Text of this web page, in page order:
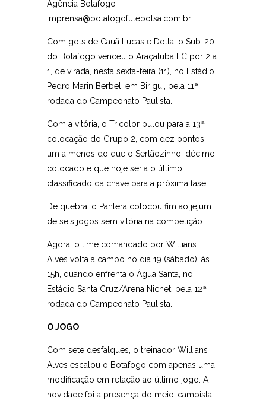
Agência Botafogo
imprensa@botafogofutebolsa.com.br
Com gols de Cauã Lucas e Dotta, o Sub-20
do Botafogo venceu o Araçatuba FC por 2 a
1, de virada, nesta sexta-feira (11), no Estádio
Pedro Marin Berbel, em Birigui, pela 11ª
rodada do Campeonato Paulista.
Com a vitória, o Tricolor pulou para a 13ª
colocação do Grupo 2, com dez pontos –
um a menos do que o Sertãozinho, décimo
colocado e que hoje seria o último
classificado da chave para a próxima fase.
De quebra, o Pantera colocou fim ao jejum
de seis jogos sem vitória na competição.
Agora, o time comandado por Willians
Alves volta a campo no dia 19 (sábado), às
15h, quando enfrenta o Água Santa, no
Estádio Santa Cruz/Arena Nicnet, pela 12ª
rodada do Campeonato Paulista.
O JOGO
Com sete desfalques, o treinador Willians
Alves escalou o Botafogo com apenas uma
modificação em relação ao último jogo. A
novidade foi a presença do meio-campista